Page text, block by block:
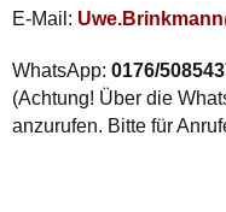
E-Mail:
WhatsApp: 0176/
(Achtung! Über die
anzurufen. Bitte für